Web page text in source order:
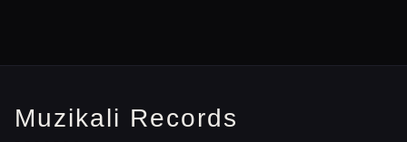
Muzikali Records